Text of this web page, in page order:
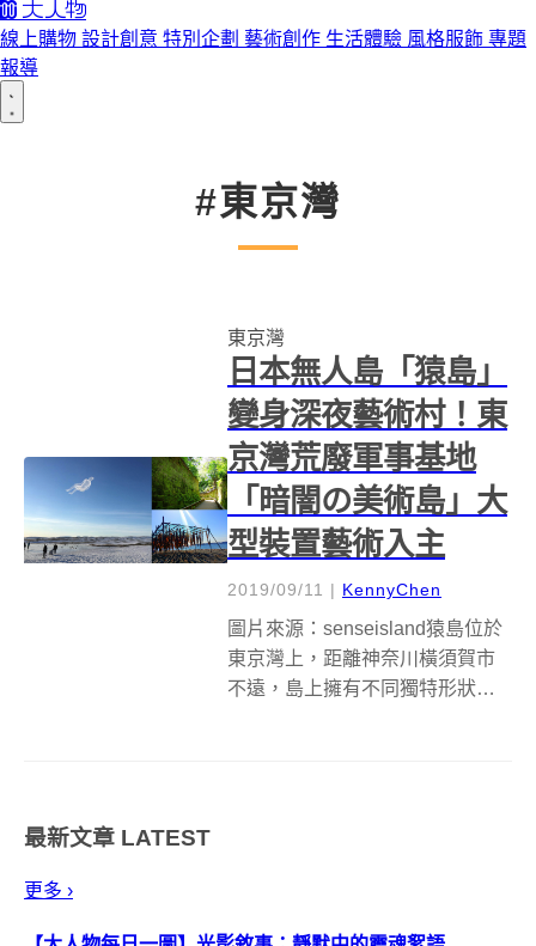
線上購物 設計創意 特別企劃 藝術創作 生活體驗 風格服飾 專題
報導
#東京灣
東京灣
日本無人島「猿島」
變身深夜藝術村！東
京灣荒廢軍事基地
「暗闇の美術島」大
型裝置藝術入主
2019/09/11 | KennyChen
圖片來源：senseisland猿島位於
東京灣上，距離神奈川橫須賀市
不遠，島上擁有不同獨特形狀的
最新文章 LATEST
更多 ›